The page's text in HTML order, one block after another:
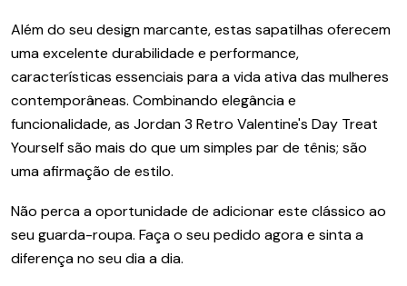
Além do seu design marcante, estas sapatilhas oferecem
uma excelente durabilidade e performance,
características essenciais para a vida ativa das mulheres
contemporâneas. Combinando elegância e
funcionalidade, as Jordan 3 Retro Valentine's Day Treat
Yourself são mais do que um simples par de tênis; são
uma afirmação de estilo.
Não perca a oportunidade de adicionar este clássico ao
seu guarda-roupa. Faça o seu pedido agora e sinta a
diferença no seu dia a dia.